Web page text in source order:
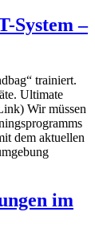
System –
trainiert.
Ultimate
Wir müssen
dem aktuellen
im